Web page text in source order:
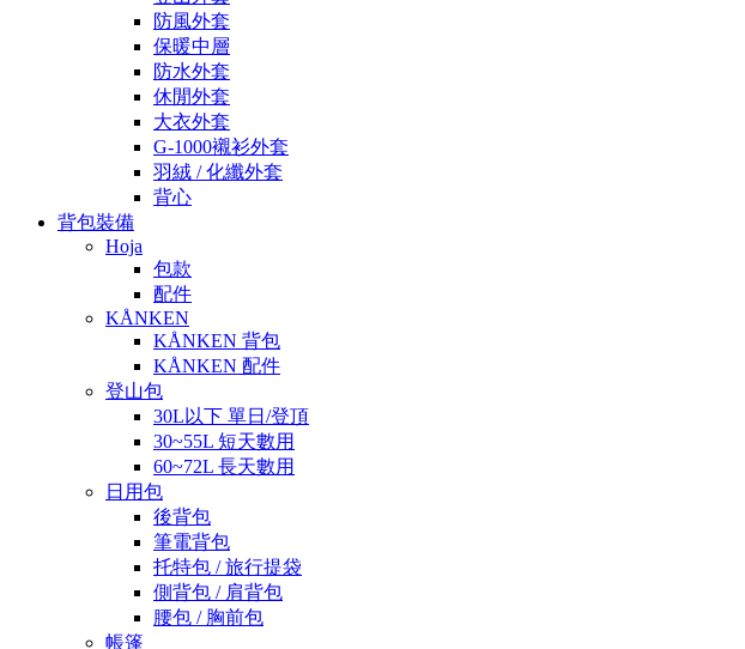
防風外套
保暖中層
防水外套
休閒外套
大衣外套
G-1000襯衫外套
羽絨 / 化纖外套
背心
背包裝備
Hoja
包款
配件
KÅNKEN
KÅNKEN 背包
KÅNKEN 配件
登山包
30L以下 單日/登頂
30~55L 短天數用
60~72L 長天數用
日用包
後背包
筆電背包
托特包 / 旅行提袋
側背包 / 肩背包
腰包 / 胸前包
帳篷